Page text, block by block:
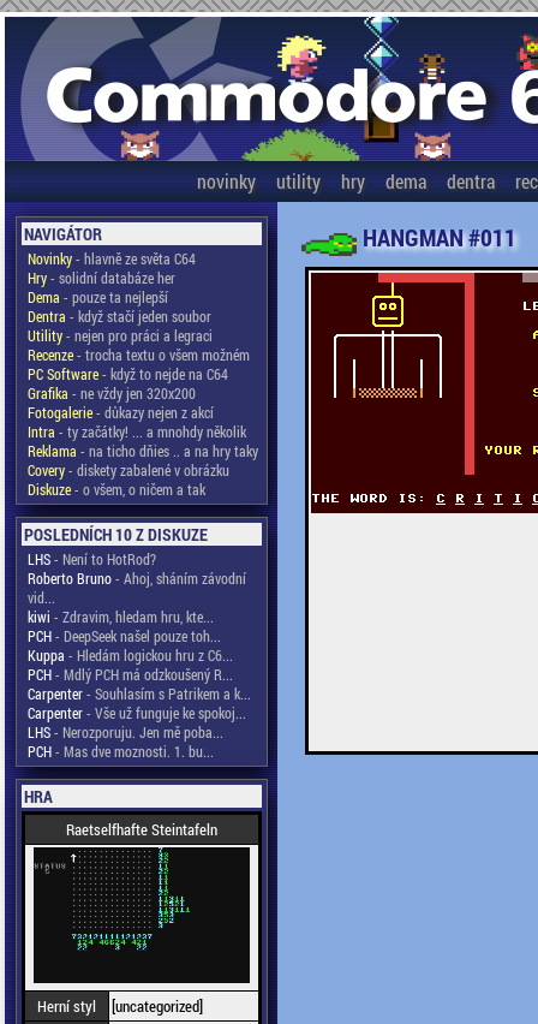
novinky utility hry dema dentra
NAVIGÁTOR
Novinky- hlavně ze světa C64
Hry- solidní databáze her
Dema - pouze ta nejlepší
Dentra - když stačí jeden soubor
Utility- nejen pro práci a legraci
Recenze- trocha textu o všem možném
PC Software- když to nejde na C64
Grafika - ne vždy jen 320x200
Fotogalerie- důkazy nejen z akcí
Intra - ty začátky! ... a mnohdy několik
Reklama - na ticho dňies .. a na hry taky
Covery- diskety zabalené v obrázku
Diskuze- o všem, o ničem a tak
POSLEDNÍCH 10 Z DISKUZE
LHS- Není to HotRod?
Roberto Bruno- Ahoj, sháním závodní
vid...
kiwi - Zdravim, hledam hru, kte...
PCH- DeepSeek našel pouze toh...
Kuppa - Hledám logickou hru z C6...
PCH- Mdlý PCH má odzkoušený R...
Carpenter- Souhlasím s Patrikem a k...
Carpenter- Vše už funguje ke spokoj...
LHS- Nerozporuju. Jen mě poba...
PCH- Mas dve moznosti. 1. bu...
HRA
Raetselfhafte Steintafeln
Herní styl
[uncategorized]
HANGMAN #011